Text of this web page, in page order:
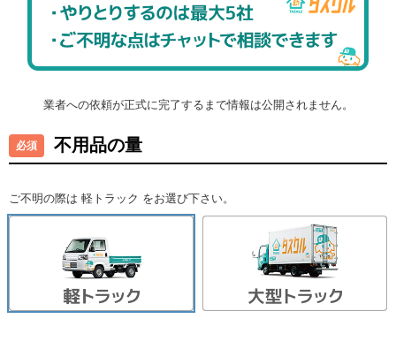
業者への依頼が正式に完了するまで情報は公開されません。
不用品の量
ご不明の際は 軽トラック をお選び下さい。